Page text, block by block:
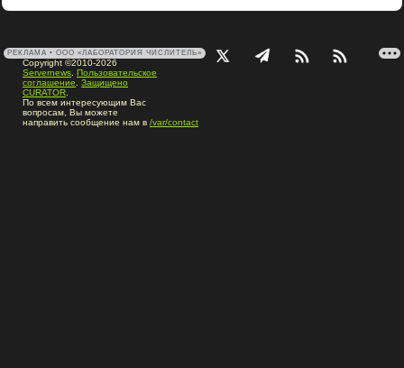
РЕКЛАМА • ООО «ЛАБОРАТОРИЯ ЧИСЛИТЕЛЬ»
Copyright ©2010-2026
Servernews Пользовательское
соглашение
Защищено
CURATOR
По всем интересующим Вас
вопросам, Вы можете
направить сообщение нам в /var/contact